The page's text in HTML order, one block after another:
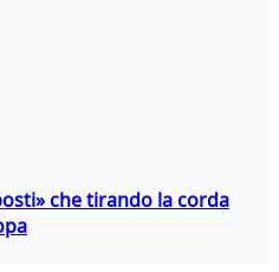
che tirando la corda